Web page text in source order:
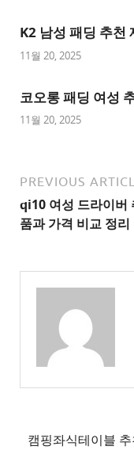
천
사
트
1
사
이
트
추
사
K2 남성 패딩 추천
11월 20, 2025
코오롱 패딩 여성
11월 20, 2025
PREVIOUS
qi10 여성 드라이버
품과 가격 비교 정리
캠핑좌식테이블